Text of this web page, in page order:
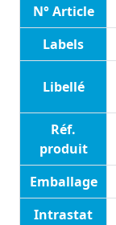
N° Article
Labels
Libellé
Réf.
produit
Emballage
Intrastat